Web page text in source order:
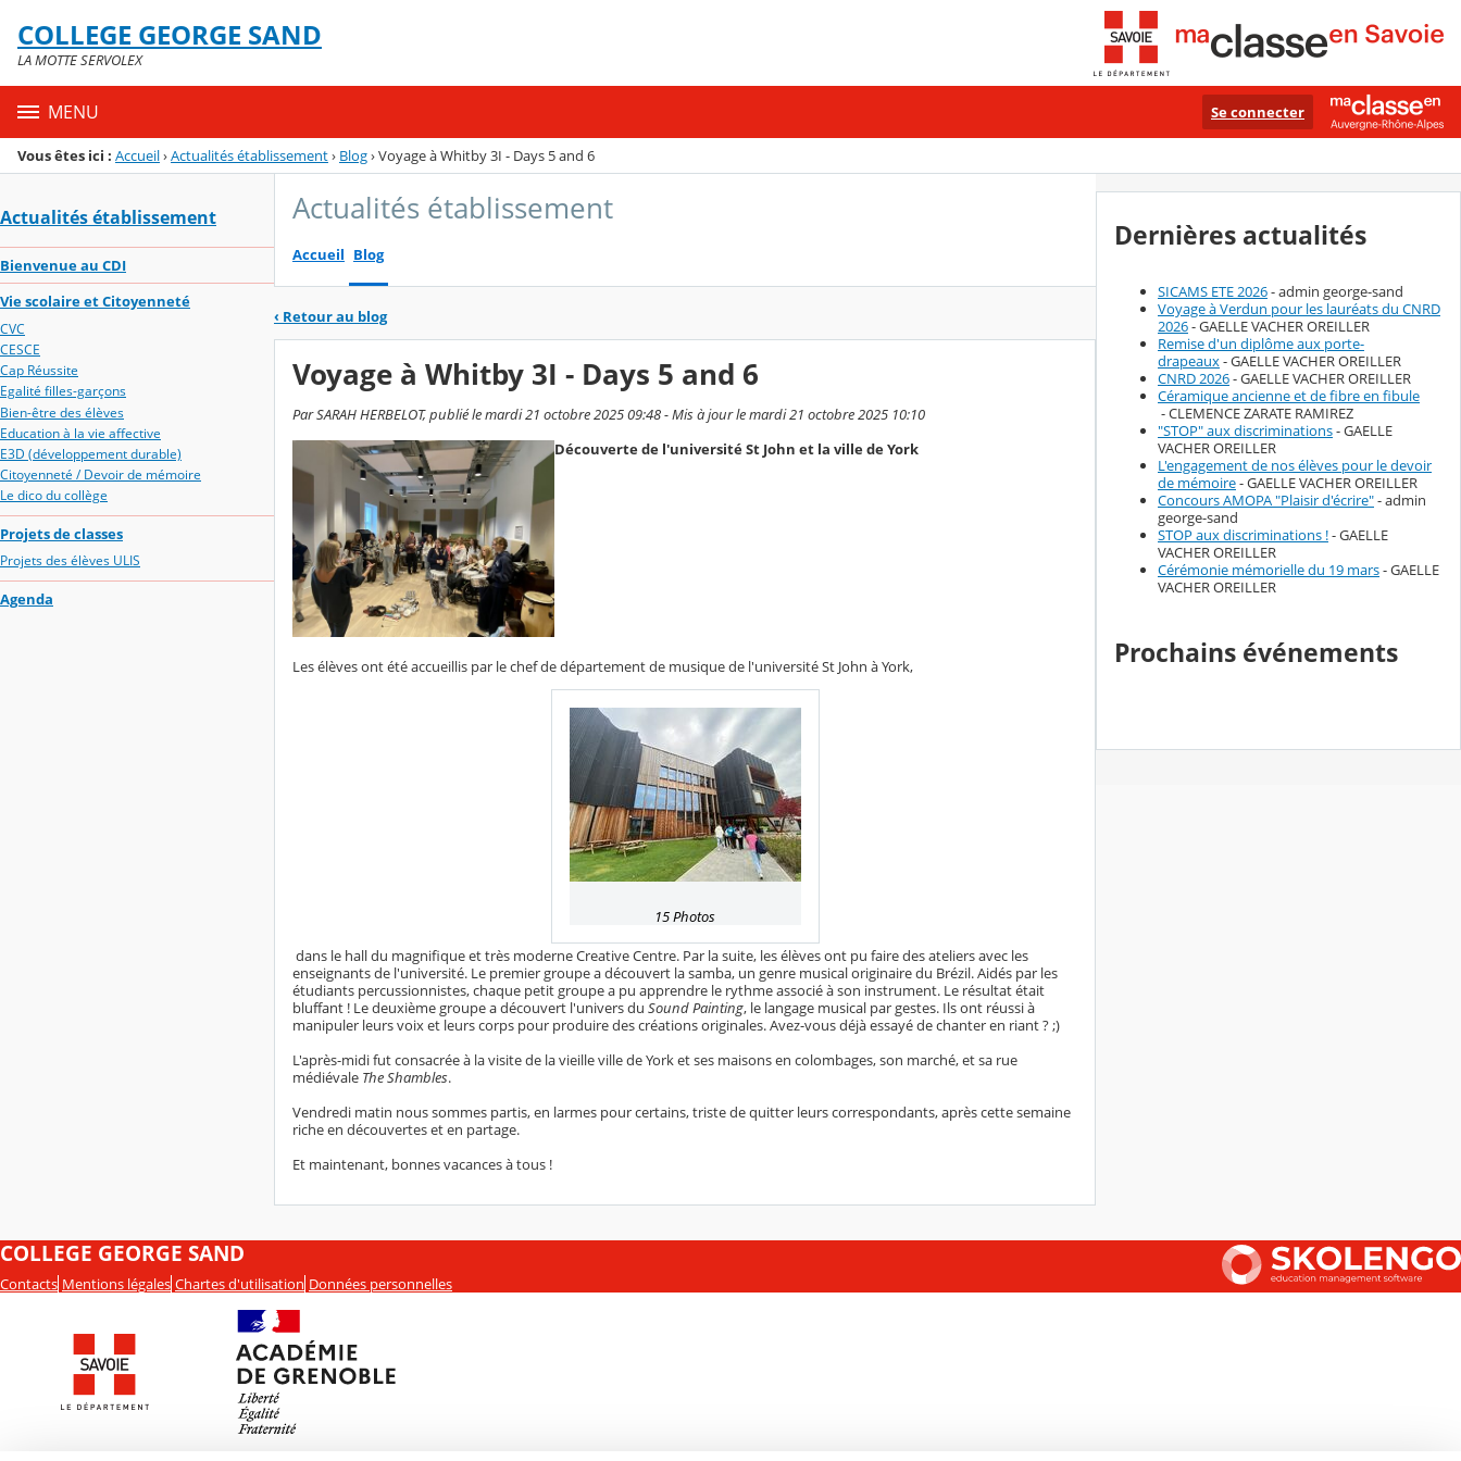
Menu de la rubrique
Contenu
COLLEGE GEORGE SAND
LA MOTTE SERVOLEX
MENU Se connecter
Vous êtes ici : Accueil›Actualités établissement› Blog›Voyage à Whitby 3I - Days 5 and 6
Actualités établissement
Bienvenue au CDI
Vie scolaire et Citoyenneté
CVC
CESCE
Cap Réussite
Egalité filles-garçons
Bien-être des élèves
Education à la vie affective
E3D (développement durable)
Citoyenneté / Devoir de mémoire
Le dico du collège
Projets de classes
Projets des élèves ULIS
Agenda
Actualités établissement
Accueil Blog
‹ Retour au blog
Voyage à Whitby 3I - Days 5 and 6
Par SARAH HERBELOT, publié le mardi 21 octobre 2025 09:48 - Mis à jour le mardi 21 octobre 2025 10:10
Découverte de l'université St John et la ville de York
Les élèves ont été accueillis par le chef de département de musique de l'université St John à York,
15 Photos
dans le hall du magnifique et très moderne Creative Centre. Par la suite, les élèves ont pu faire des ateliers avec les
enseignants de l'université. Le premier groupe a découvert la samba, un genre musical originaire du Brézil. Aidés par les
étudiants percussionnistes, chaque petit groupe a pu apprendre le rythme associé à son instrument. Le résultat était
bluffant ! Le deuxième groupe a découvert l'univers du Sound Painting, le langage musical par gestes. Ils ont réussi à
manipuler leurs voix et leurs corps pour produire des créations originales. Avez-vous déjà essayé de chanter en riant ? ;)
L'après-midi fut consacrée à la visite de la vieille ville de York et ses maisons en colombages, son marché, et sa rue
médiévale The Shambles.
Vendredi matin nous sommes partis, en larmes pour certains, triste de quitter leurs correspondants, après cette semaine
riche en découvertes et en partage.
Et maintenant, bonnes vacances à tous !
Dernières actualités
SICAMS ETE 2026- admin george-sand
Voyage à Verdun pour les lauréats du CNRD
2026- GAELLE VACHER OREILLER
Remise d'un diplôme aux porte-
drapeaux- GAELLE VACHER OREILLER
CNRD 2026- GAELLE VACHER OREILLER
Céramique ancienne et de fibre en fibule
- CLEMENCE ZARATE RAMIREZ
"STOP" aux discriminations- GAELLE
VACHER OREILLER
L'engagement de nos élèves pour le devoir
de mémoire- GAELLE VACHER OREILLER
Concours AMOPA "Plaisir d'écrire"- admin
george-sand
STOP aux discriminations !- GAELLE
VACHER OREILLER
Cérémonie mémorielle du 19 mars- GAELLE
VACHER OREILLER
Prochains événements
COLLEGE GEORGE SAND
Contacts Mentions légales Chartes d'utilisation Données personnelles